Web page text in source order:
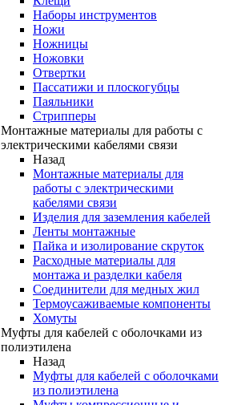
Наборы инструментов
Ножи
Ножницы
Ножовки
Отвертки
Пассатижи и плоскогубцы
Паяльники
Стрипперы
Монтажные материалы для работы с
электрическими кабелями связи
Назад
Монтажные материалы для
работы с электрическими
кабелями связи
Изделия для заземления кабелей
Ленты монтажные
Пайка и изолирование скруток
Расходные материалы для
монтажа и разделки кабеля
Соединители для медных жил
Термоусаживаемые компоненты
Хомуты
Муфты для кабелей с оболочками из
полиэтилена
Назад
Муфты для кабелей с оболочками
из полиэтилена